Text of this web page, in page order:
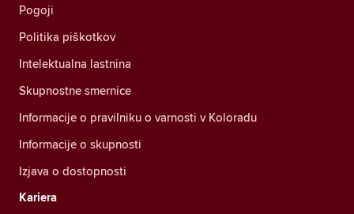
Pogoji
Politika piškotkov
Intelektualna lastnina
Skupnostne smernice
Informacije o pravilniku o varnosti v Koloradu
Informacije o skupnosti
Izjava o dostopnosti
Kariera